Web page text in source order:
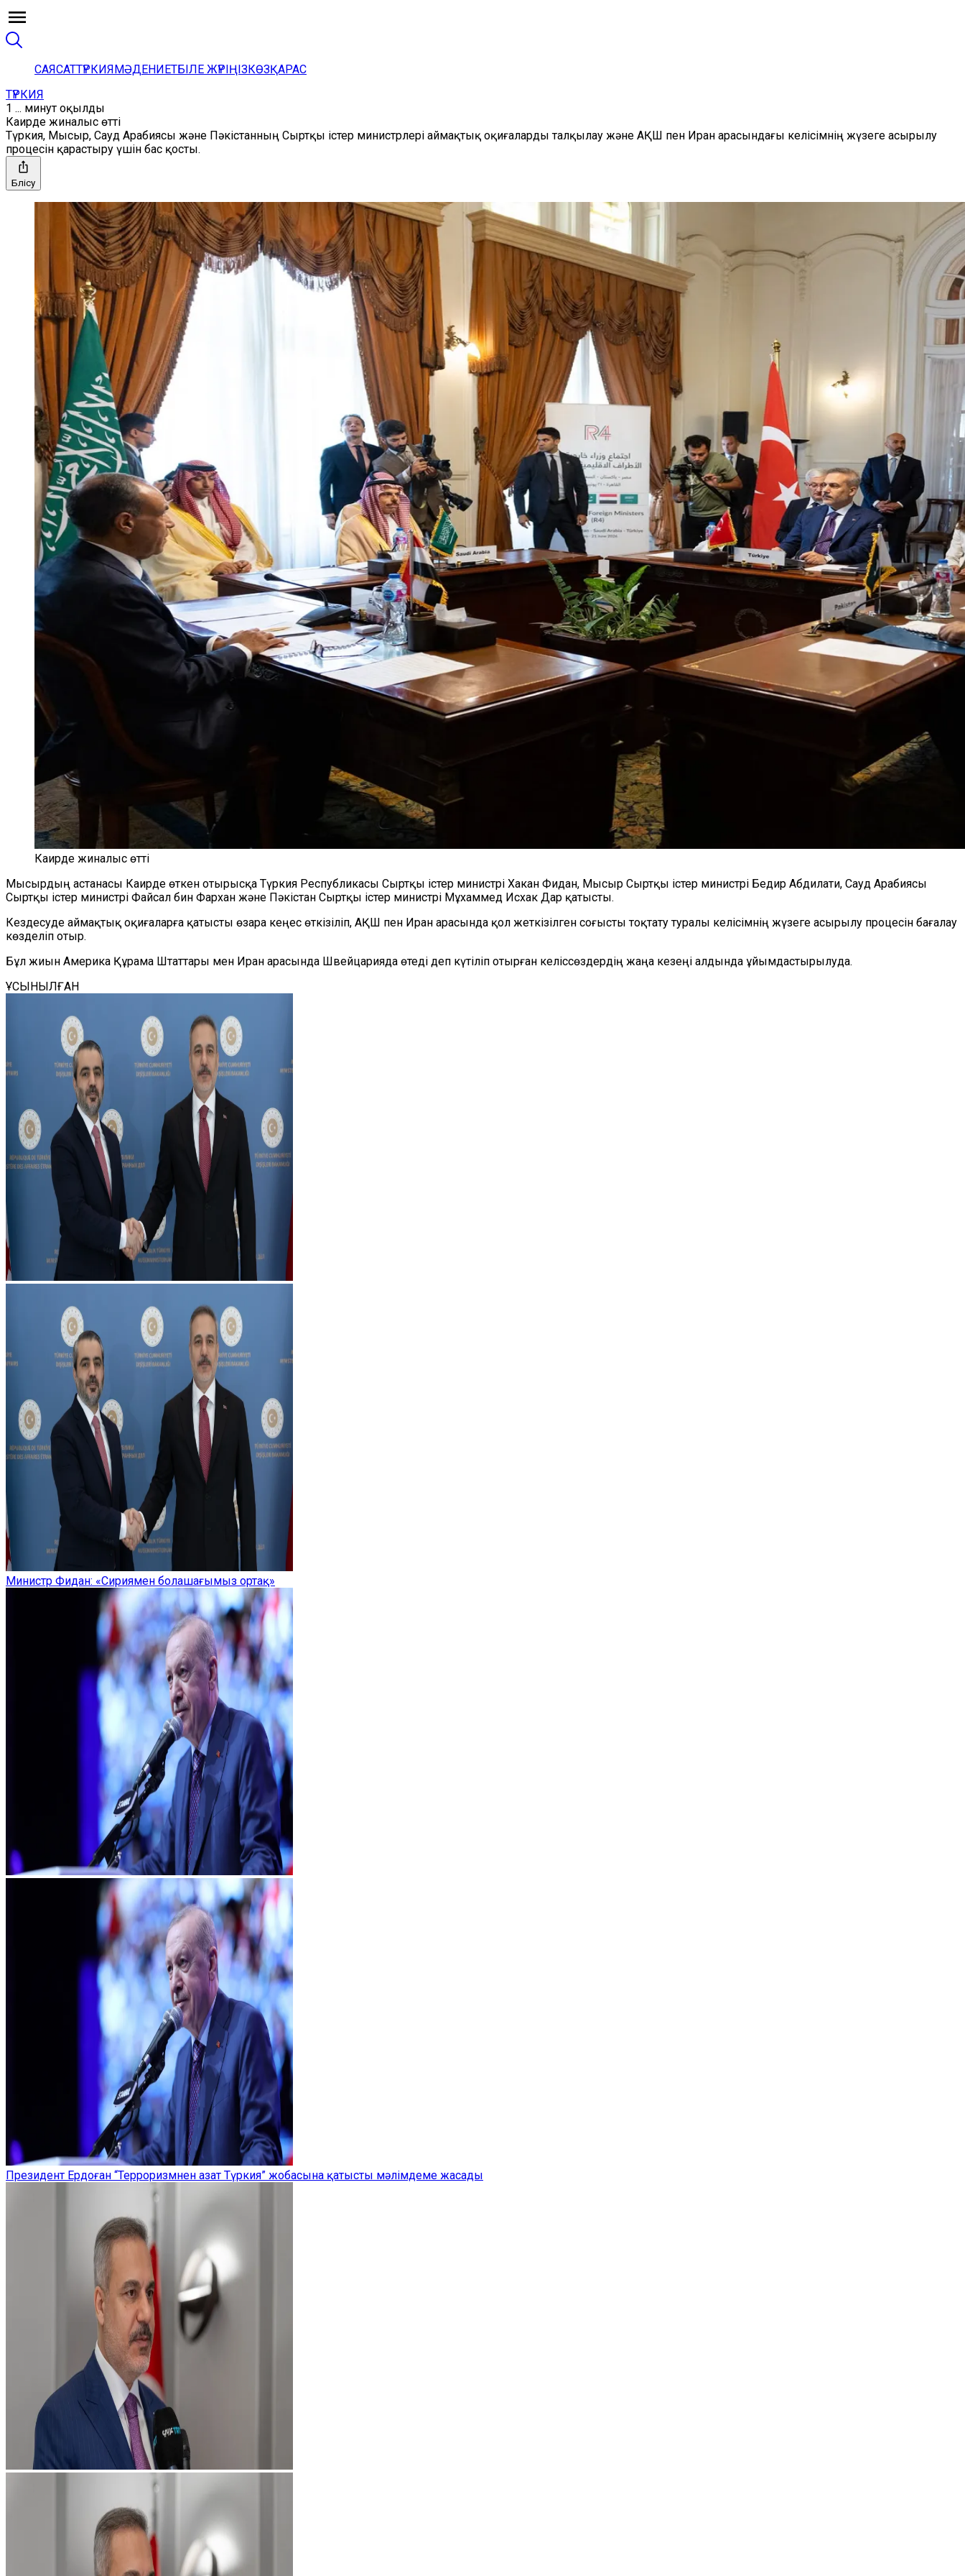
САЯСАТТҮРКИЯМӘДЕНИЕТБІЛЕ ЖҮРІҢІЗКӨЗҚАРАС
ТҮРКИЯ
1 ... минут оқылды
Каирде жиналыс өтті
Түркия, Мысыр, Сауд Арабиясы және Пәкістанның Сыртқы істер министрлері аймақтық оқиғаларды талқылау және АҚШ пен Иран арасындағы келісімнің жүзеге асырылу
процесін қарастыру үшін бас қосты.
Бөлісу
Каирде жиналыс өтті
Мысырдың астанасы Каирде өткен отырысқа Түркия Республикасы Сыртқы істер министрі Хакан Фидан, Мысыр Сыртқы істер министрі Бедир Абдилати, Сауд Арабиясы
Сыртқы істер министрі Файсал бин Фархан және Пәкістан Сыртқы істер министрі Мұхаммед Исхак Дар қатысты.
Кездесуде аймақтық оқиғаларға қатысты өзара кеңес өткізіліп, АҚШ пен Иран арасында қол жеткізілген соғысты тоқтату туралы келісімнің жүзеге асырылу процесін бағалау
көзделіп отыр.
Бұл жиын Америка Құрама Штаттары мен Иран арасында Швейцарияда өтеді деп күтіліп отырған келіссөздердің жаңа кезеңі алдында ұйымдастырылуда.
ҰСЫНЫЛҒАН
Министр Фидан: «Сириямен болашағымыз ортақ»
Президент Ердоған “Терроризмнен азат Түркия” жобасына қатысты мәлімдеме жасады